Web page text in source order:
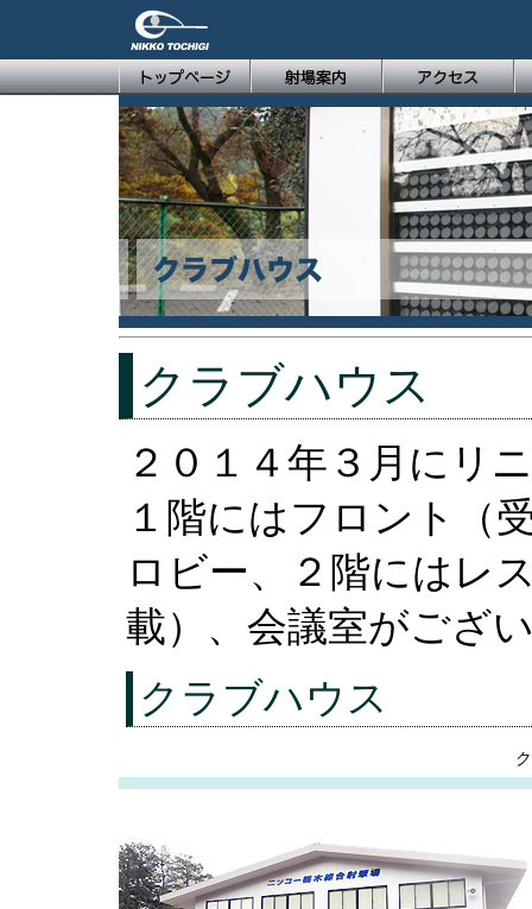
クラブハウス
２０１４年３月にリ
１階にはフロント（
ロビー、２階にはレ
載）、会議室がござ
クラブハウス